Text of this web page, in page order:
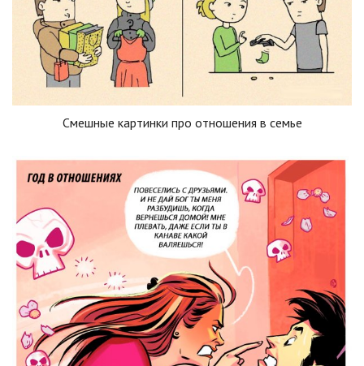
Смешные картинки про отношения в семье